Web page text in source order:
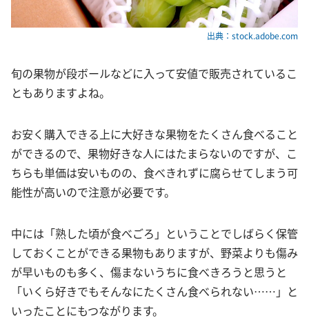
出典：stock.adobe.com
旬の果物が段ボールなどに入って安値で販売されているこ
ともありますよね。
お安く購入できる上に大好きな果物をたくさん食べること
ができるので、果物好きな人にはたまらないのですが、こ
ちらも単価は安いものの、食べきれずに腐らせてしまう可
能性が高いので注意が必要です。
中には「熟した頃が食べごろ」ということでしばらく保管
しておくことができる果物もありますが、野菜よりも傷み
が早いものも多く、傷まないうちに食べきろうと思うと
「いくら好きでもそんなにたくさん食べられない……」と
いったことにもつながります。